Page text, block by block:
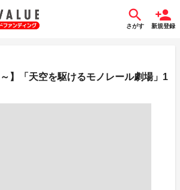
さがす 新規登録
】「天空を駆けるモノレール劇場」1